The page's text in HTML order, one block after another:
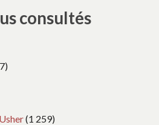
consultés
(1 259)